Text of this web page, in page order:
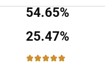
54.65%
25.47%
5 / 5